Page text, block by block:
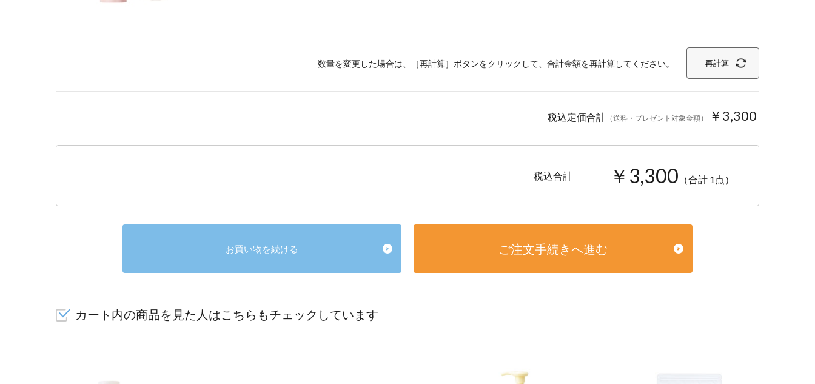
数量を変更した場合は、［再計算］ボタンをクリックして、合計金額を再計算してください。 再計算
税込定価合計 （送料・プレゼント対象金額） ￥3,300
税込合計 ￥3,300 （合計 1点）
お買い物を続ける ご注文手続きへ進む
カート内の商品を見た人はこちらもチェックしています